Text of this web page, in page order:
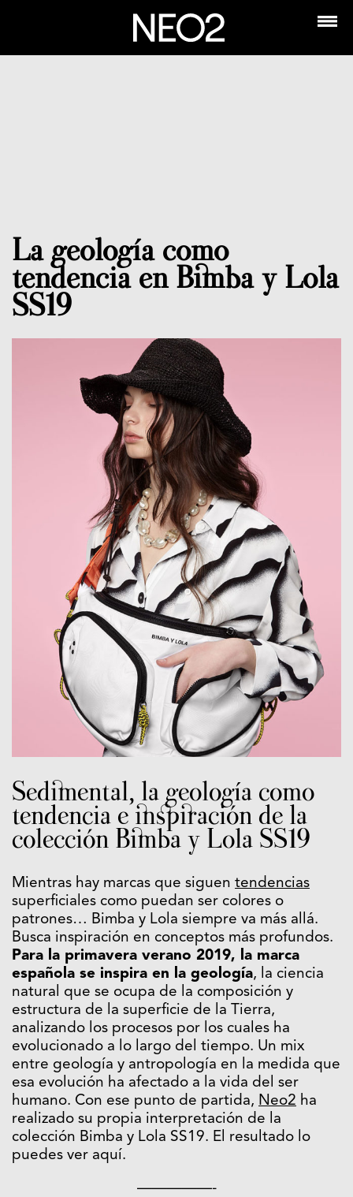
La geología como
tendencia en Bimba y Lola
SS19
Sedimental, la geología como
tendencia e inspiración de la
colección Bimba y Lola SS19
Mientras hay marcas que siguen tendencias
superficiales como puedan ser colores o
patrones… Bimba y Lola siempre va más allá.
Busca inspiración en conceptos más profundos.
Para la primavera verano 2019, la marca
española se inspira en la geología, la ciencia
natural que se ocupa de la composición y
estructura de la superficie de la Tierra,
analizando los procesos por los cuales ha
evolucionado a lo largo del tiempo. Un mix
entre geología y antropología en la medida que
esa evolución ha afectado a la vida del ser
humano. Con ese punto de partida, Neo2 ha
realizado su propia interpretación de la
colección Bimba y Lola SS19. El resultado lo
puedes ver aquí.
—————-